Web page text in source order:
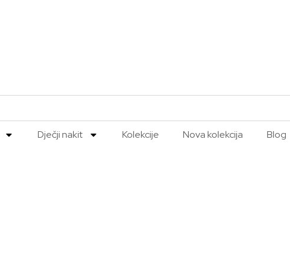
Dječji nakit Kolekcije Nova kolekcija Blog